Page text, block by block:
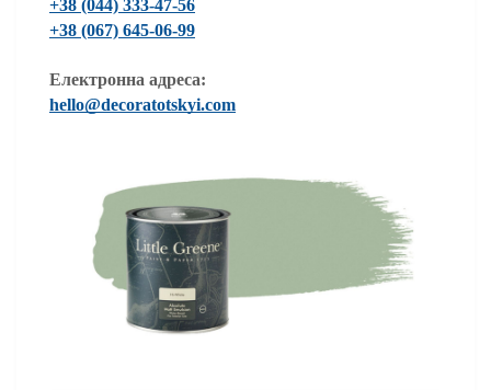
+38 (044) 333-47-56
+38 (067) 645-06-99
Електронна адреса:
hello@decoratotskyi.com